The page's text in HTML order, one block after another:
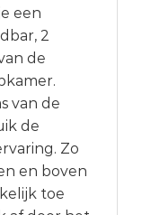
een
2
de
van de
de
Zo
en boven
toe